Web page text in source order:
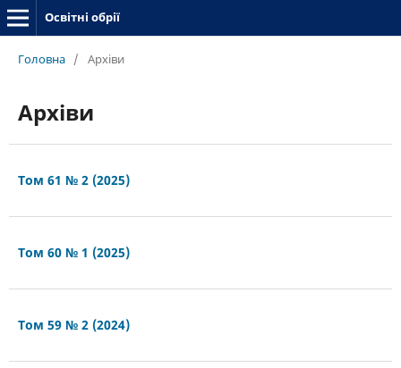
Освітні обрії
Головна / Архіви
Архіви
Том 61 № 2 (2025)
Том 60 № 1 (2025)
Том 59 № 2 (2024)